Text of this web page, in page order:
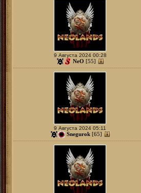
9 Августа 2024 00:28
NeO [55]
9 Августа 2024 05:11
Snegurok [65]